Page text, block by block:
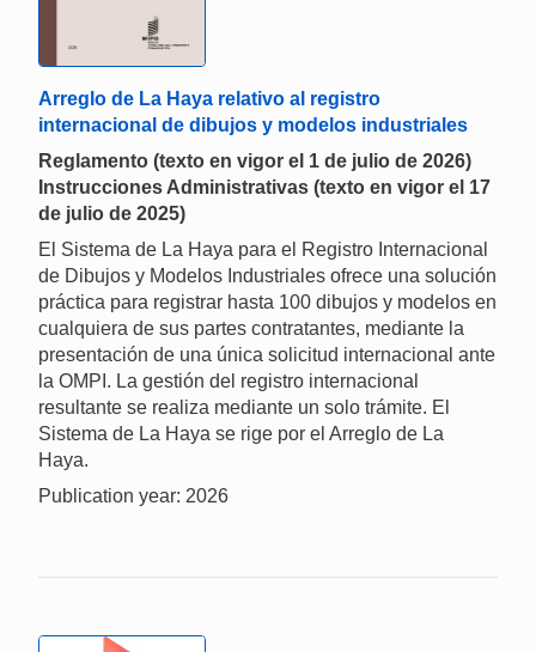
Arreglo de La Haya relativo al registro
internacional de dibujos y modelos industriales
Reglamento (texto en vigor el 1 de julio de 2026)
Instrucciones Administrativas (texto en vigor el 17
de julio de 2025)
El Sistema de La Haya para el Registro Internacional
de Dibujos y Modelos Industriales ofrece una solución
práctica para registrar hasta 100 dibujos y modelos en
cualquiera de sus partes contratantes, mediante la
presentación de una única solicitud internacional ante
la OMPI. La gestión del registro internacional
resultante se realiza mediante un solo trámite. El
Sistema de La Haya se rige por el Arreglo de La
Haya.
Publication year: 2026